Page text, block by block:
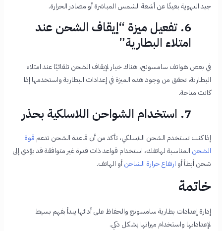
جيد التهوية بعيدًا عن أشعة الشمس المباشرة أو مصادر الحرارة.
6. تفعيل ميزة “إيقاف الشحن عند
امتلاء البطارية”
في بعض هواتف سامسونج، هناك خيار لإيقاف الشحن تلقائيًا عند امتلاء
البطارية، تحقق من وجود هذه الميزة في إعدادات البطارية واستخدمها إذا
كانت متاحة.
7. استخدام الشواحن اللاسلكية بحذر
إذا كنت تستخدم الشحن اللاسلكي، تأكد من أن قاعدة الشحن تدعم قوة
الشحن المناسبة لهاتفك، استخدام قواعد ذات قدرة غير متوافقة قد يؤدي إلى
شحن أبطأ أو ارتفاع حرارة الشاحنأو الهاتف.
خاتمة
إدارة إعدادات بطارية سامسونج والحفاظ على أدائها يبدأ بفهم بسيط
لإعداداتها واستخدام ميزاتها بشكل ذكي.